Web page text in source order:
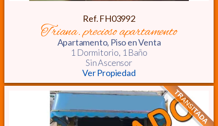
Ref. FH03992
triana. precioso apartamento
Apartamento, Pisoen Venta
1 Dormitorio, 1 Baño
Sin Ascensor
Ver Propiedad
TRANSITADA